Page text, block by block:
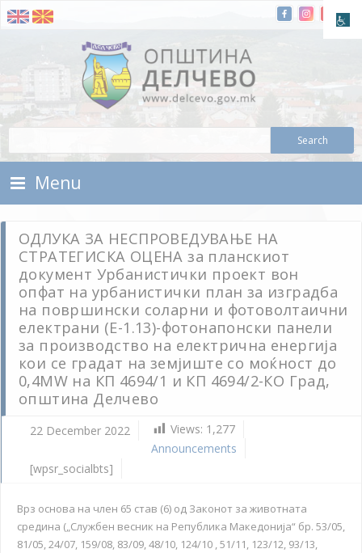
Skip To Content
Municipality of Delchevo
Menu
ОДЛУКА ЗА НЕСПРОВЕДУВАЊЕ НА
СТРАТЕГИСКА ОЦЕНА за планскиот
документ Урбанистички проект вон
опфат на урбанистички план за изградба
на површински соларни и фотоволтаични
електрани (Е-1.13)-фотонапонски панели
за производство на електрична енергија
кои се градат на земјиште со моќност до
0,4MW на КП 4694/1 и КП 4694/2-КО Град,
општина Делчево
22 December 2022 Views: 1,277
Announcements
[wpsr_socialbts]
Врз основа на член 65 став (6) од Законот за животната
средина („Службен весник на Република Македонија“ бр. 53/05,
81/05, 24/07, 159/08, 83/09, 48/10, 124/10 , 51/11, 123/12, 93/13,